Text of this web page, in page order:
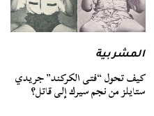
المشربية
كيف تحول “فتى الكركند” جريدي
ستايلز من نجم سيرك إلى قاتل؟